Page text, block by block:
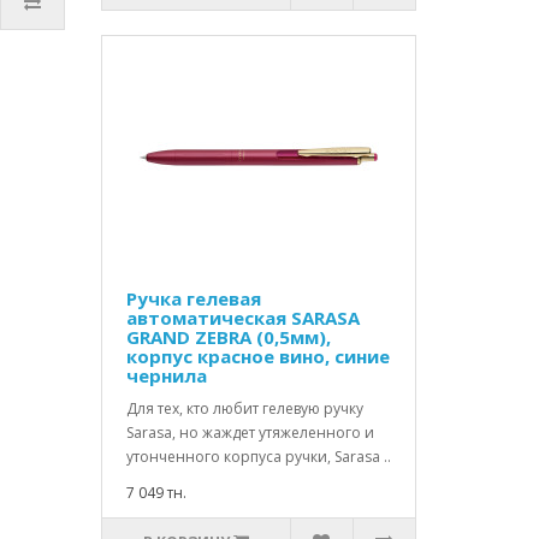
Ручка гелевая
автоматическая SARASA
GRAND ZEBRA (0,5мм),
корпус красное вино, синие
чернила
Для тех, кто любит гелевую ручку
Sarasa, но жаждет утяжеленного и
утонченного корпуса ручки, Sarasa ..
7 049 тн.